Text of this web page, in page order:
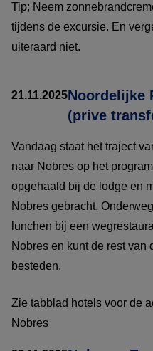
Tip; Neem
tijdens de excursie. En
uiteraard niet.
21.11.2025Noordelijke
(prive
Vandaag staat het traject
naar Nobres op het
opgehaald bij de lodge en
Nobres gebracht.
lunchen bij een
Nobres en kunt de rest van
besteden.
Zie tabblad hotels voor de
Nobres